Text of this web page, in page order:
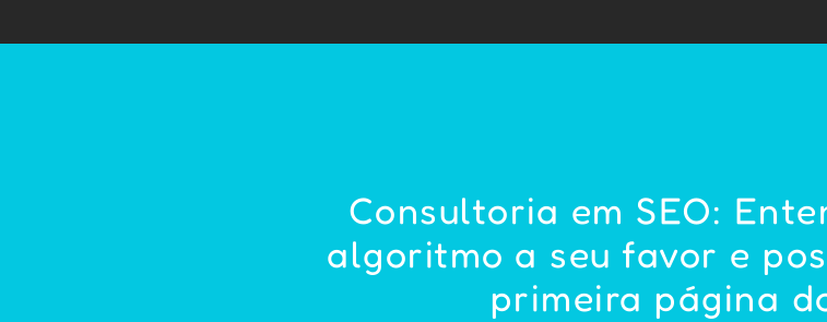
Consultoria em SEO:
algoritmo a seu favor e
primeira página